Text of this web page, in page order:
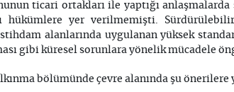
ticari ortakları ile yaptığı
yer verilmemişti.
alanlarında uygulanan yüksek
gibi küresel sorunlara yönelik mücadele
bölümünde çevre alanında şu önerilere